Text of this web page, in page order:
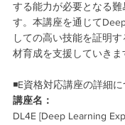
する能力が必要となる
す。本講座を通じて
しての高い技能を証明
材育成を支援していきま
◾️E資格対応講座の詳細
講座名：
DL4E [Deep Learning